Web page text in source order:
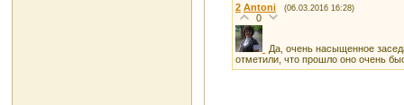
2 Antoni (06.03.2016 16:28)
0
Да, очень насыщенное
отметили, что прошло оно очень